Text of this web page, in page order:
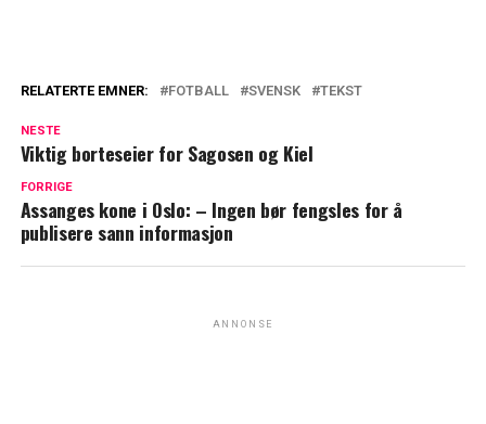
RELATERTE EMNER: FOTBALL SVENSK TEKST
NESTE
Viktig borteseier for Sagosen og Kiel
FORRIGE
Assanges kone i Oslo: – Ingen bør fengsles for å
publisere sann informasjon
ANNONSE